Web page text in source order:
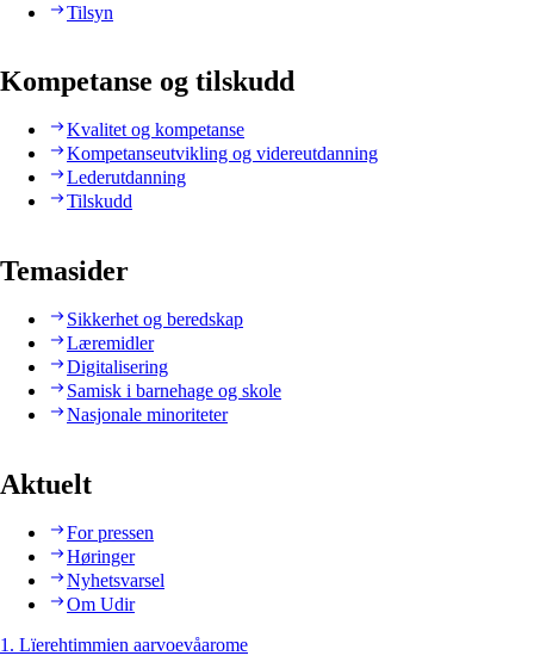
Tilsyn
Kompetanse og tilskudd
Kvalitet og kompetanse
Kompetanseutvikling og videreutdanning
Lederutdanning
Tilskudd
Temasider
Sikkerhet og beredskap
Læremidler
Digitalisering
Samisk i barnehage og skole
Nasjonale minoriteter
Aktuelt
For pressen
Høringer
Nyhetsvarsel
Om Udir
1. Lïerehtimmien aarvoevåarome